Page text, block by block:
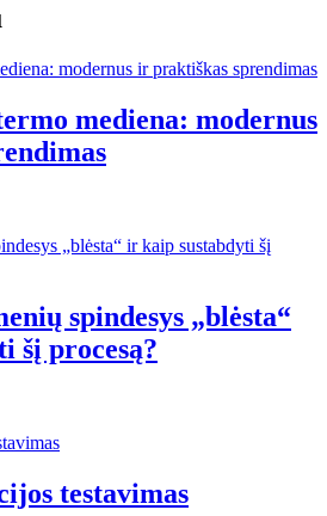
mediena: modernus
spindesys „blėsta“
šį procesą?
testavimas